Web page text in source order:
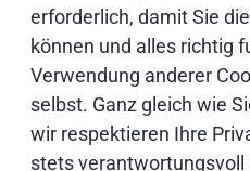
erforderlich, damit Sie
können und alles richtig
Verwendung anderer
selbst. Ganz gleich wie
wir respektieren Ihre
stets verantwortungsvoll
Weiterführende